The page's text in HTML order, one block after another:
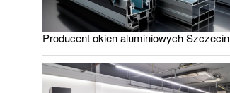
Producent okien aluminiowych Szczecin